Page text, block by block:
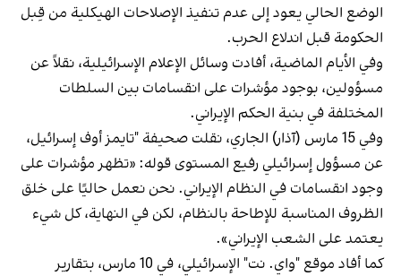
الوضع الحالي يعود إلى عدم تنفيذ الإصلاحات الهيكلية من قِبل
الحكومة قبل اندلاع الحرب.
وفي الأيام الماضية، أفادت وسائل الإعلام الإسرائيلية، نقلاً عن
مسؤولين، بوجود مؤشرات على انقسامات بين السلطات
المختلفة في بنية الحكم الإيراني.
وفي 15 مارس (آذار) الجاري، نقلت صحيفة "تايمز أوف إسرائيل،
عن مسؤول إسرائيلي رفيع المستوى قوله: «تظهر مؤشرات على
وجود انقسامات في النظام الإيراني. نحن نعمل حاليًا على خلق
الظروف المناسبة للإطاحة بالنظام، لكن في النهاية، كل شيء
يعتمد على الشعب الإيراني».
كما أفاد موقع "واي. ‌نت" الإسرائيلي، في 10 مارس، بتقارير